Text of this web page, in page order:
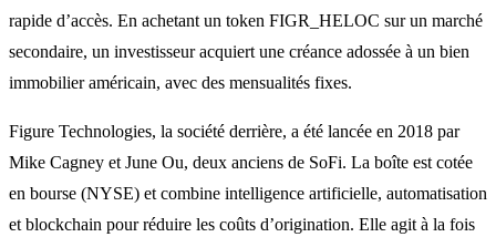
rapide d’accès. En achetant un token FIGR_HELOC sur un marché
secondaire, un investisseur acquiert une créance adossée à un bien
immobilier américain, avec des mensualités fixes.
Figure Technologies, la société derrière, a été lancée en 2018 par
Mike Cagney et June Ou, deux anciens de SoFi. La boîte est cotée
en bourse (NYSE) et combine intelligence artificielle, automatisation
et blockchain pour réduire les coûts d’origination. Elle agit à la fois